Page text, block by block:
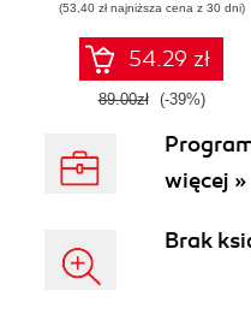
(53,40 zł najniższa cena z 30 dni)
54.29 zł
89.00zł (-39%)
więcej »
Brak